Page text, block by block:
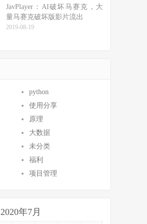
JavPlayer：AI破坏马赛克，大
量马赛克破坏版影片流出
2019-08-19
python
使用分享
原理
大数据
未分类
福利
项目管理
2020年7月